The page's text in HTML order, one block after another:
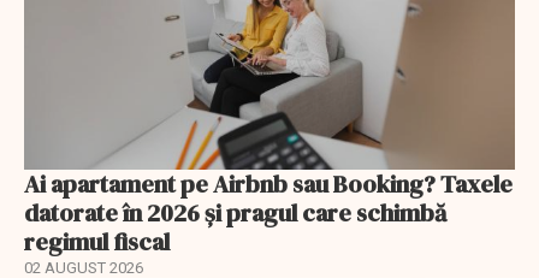
Ai apartament pe Airbnb sau Booking? Taxele
datorate în 2026 și pragul care schimbă
regimul fiscal
02 AUGUST 2026